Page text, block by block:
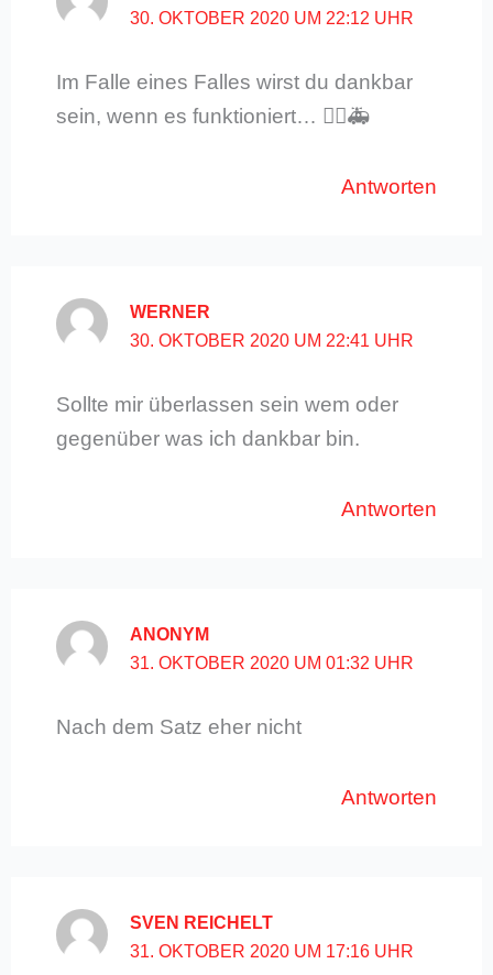
30. OKTOBER 2020 UM 22:12 UHR
Im Falle eines Falles wirst du dankbar
sein, wenn es funktioniert… 👍🏻🚑
Antworten
WERNER
30. OKTOBER 2020 UM 22:41 UHR
Sollte mir überlassen sein wem oder
gegenüber was ich dankbar bin.
Antworten
ANONYM
31. OKTOBER 2020 UM 01:32 UHR
Nach dem Satz eher nicht
Antworten
SVEN REICHELT
31. OKTOBER 2020 UM 17:16 UHR